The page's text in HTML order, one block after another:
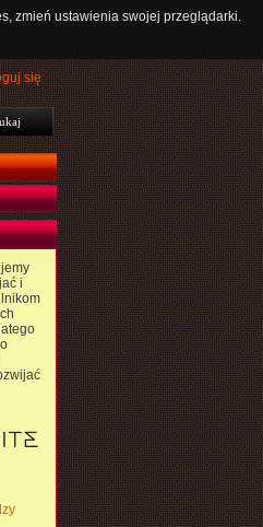
zmień ustawienia swojej przeglądarki.
się
i